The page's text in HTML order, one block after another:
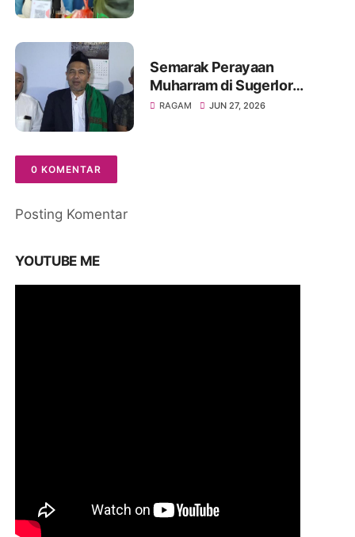
Semarak Perayaan
Muharram di Sugerlor
Maesan Bondowoso Santuni
RAGAM JUN 27, 2026
0 KOMENTAR
Posting Komentar
YOUTUBE ME